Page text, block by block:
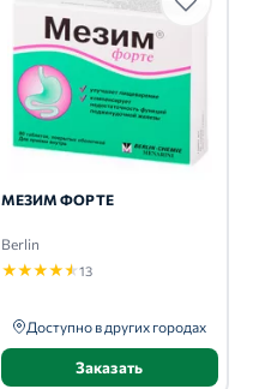
МЕЗИМ ФОРТЕ
Berlin
★★★★★13
Доступно в других городах
Заказать